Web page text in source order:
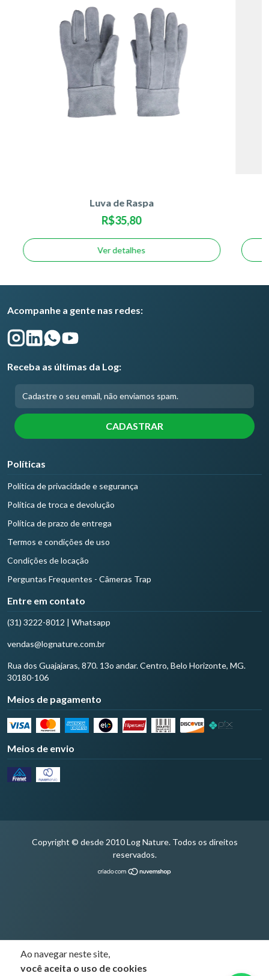
Ao navegar neste site,
você aceita o uso de cookies
Luva de Raspa
R$35,80
Ver detalhes
Acompanhe a gente nas redes:
Receba as últimas da Log:
Políticas
Política de privacidade e segurança
Política de troca e devolução
Política de prazo de entrega
Termos e condições de uso
Condições de locação
Perguntas Frequentes - Câmeras Trap
Entre em contato
(31) 3222-8012 | Whatsapp
vendas@lognature.com.br
Rua dos Guajajaras, 870. 13o andar. Centro, Belo Horizonte, MG.
30180-106
Meios de pagamento
Meios de envio
Copyright © desde 2010 Log Nature. Todos os direitos
reservados.